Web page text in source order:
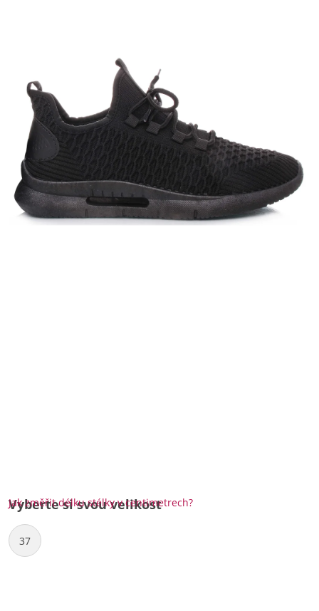
Jak změřit délku stélky v centimetrech?
Vyberte si svou velikost
37